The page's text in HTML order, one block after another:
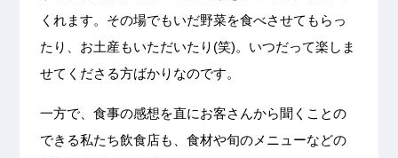
くれます。その場でもいだ野菜を食べさせてもらっ
たり、お土産もいただいたり(笑)。いつだって楽しま
せてくださる方ばかりなのです。
一方で、食事の感想を直にお客さんから聞くことの
できる私たち飲食店も、食材や旬のメニューなどの